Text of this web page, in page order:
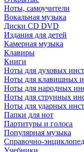
Ноты, самоучители
Вокальная музыка
Диски CD DVD
Издания для детей
Камерная музыка
Клавиры
Книги
Ноты для духовых
Ноты для клавишных
Ноты для народных
Ноты для струнных
Ноты для ударных
Папки для нот
Партитуры и голоса
Популярная музыка
Справочно-
Учебники